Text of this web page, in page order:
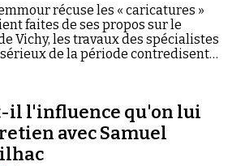
récuse les « caricatures »
faites de ses propos sur le
Vichy, les travaux des spécialistes
de la période contredisent
il l'influence qu'on lui
avec Samuel